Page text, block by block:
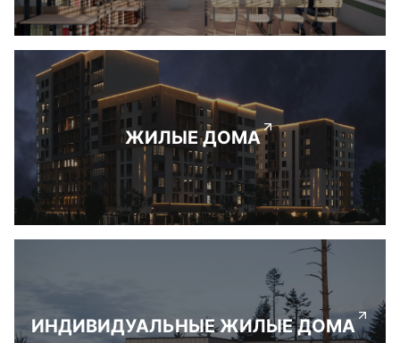
ЖИЛЫЕ ДОМА
ИНДИВИДУАЛЬНЫЕ ЖИЛЫЕ ДОМА